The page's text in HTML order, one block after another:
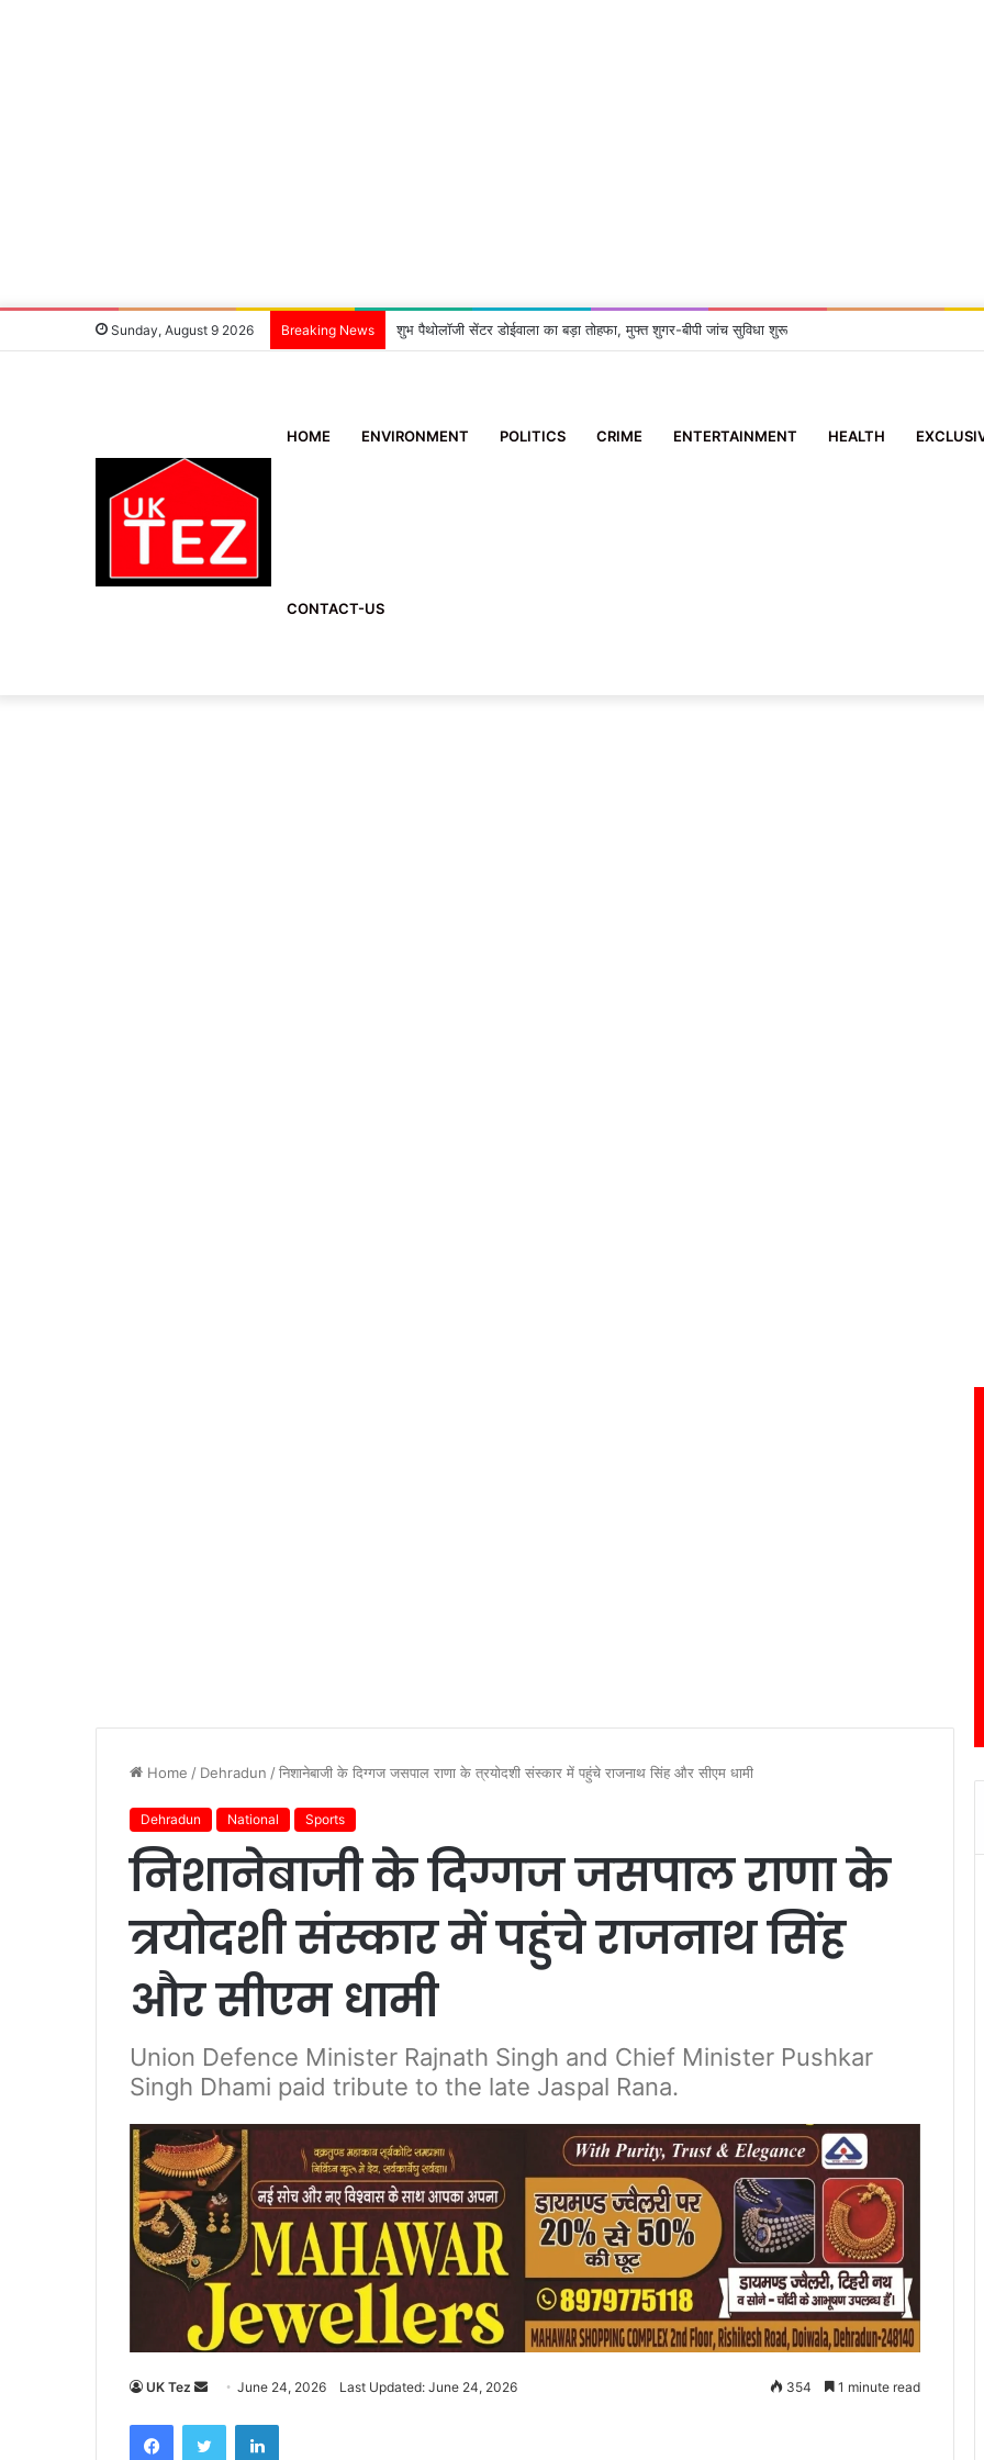
Sunday, August 9 2026 Breaking News शुभ पैथोलॉजी सेंटर डोईवाला का बड़ा तोहफा, मुफ्त शुगर-बीपी जांच सुविधा शुरू
HOME ENVIRONMENT POLITICS CRIME ENTERTAINMENT HEALTH
CONTACT-US
Home / Dehradun /निशानेबाजी के दिग्गज जसपाल राणा के त्रयोदशी संस्कार में पहुंचे राजनाथ सिंह और सीएम धामी
Dehradun National Sports
निशानेबाजी के दिग्गज जसपाल राणा के
त्रयोदशी संस्कार में पहुंचे राजनाथ सिंह
और सीएम धामी
Union Defence Minister Rajnath Singh and Chief Minister Pushkar
Singh Dhami paid tribute to the late Jaspal Rana.
UK Tez
n
June 24, 2026 Last Updated: June 24, 2026 354 1 minute read